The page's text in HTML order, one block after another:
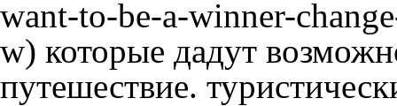
которые дадут
путешествие.